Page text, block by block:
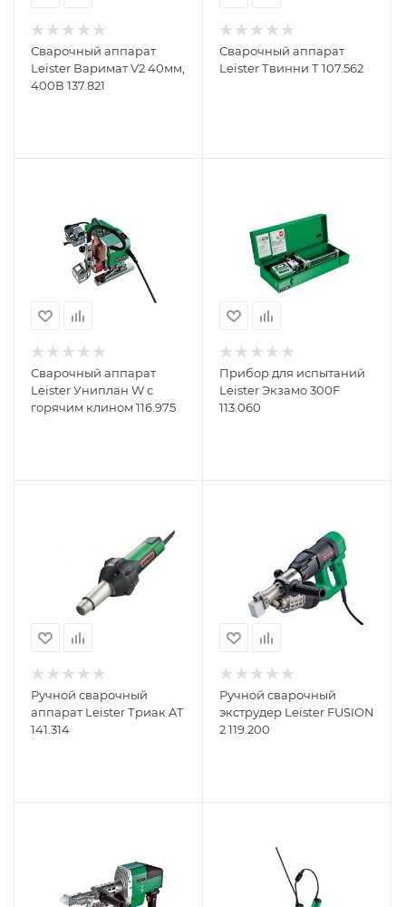
Сварочный аппарат
Leister Варимат V2 40мм,
400В 137.821
Сварочный аппарат
Leister Твинни Т 107.562
Сварочный аппарат
Leister Униплан W с
горячим клином 116.975
Прибор для испытаний
Leister Экзамо 300F
113.060
Ручной сварочный
аппарат Leister Триак AT
141.314
Ручной сварочный
экструдер Leister FUSION
2 119.200